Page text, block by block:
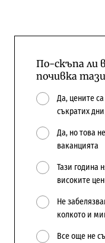
По-скъпа ли
почивка
Да, цените
съкратих
Да, но това
ваканцията
Тази година
високите
Не
колкото и
Все още не